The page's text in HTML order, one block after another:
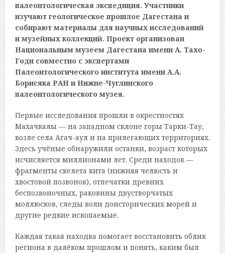
палеонтологическая экспедиция. Участники
изучают геологическое прошлое Дагестана и
собирают материалы для научных исследований
и музейных коллекций. Проект организован
Национальным музеем Дагестана имени А. Тахо-
Годи совместно с экспертами
Палеонтологического института имени А.А.
Борисяка РАН и Нижне-Чуглинского
палеонтологического музея.
Первые исследования прошли в окрестностях
Махачкалы — на западном склоне горы Тарки-Тау,
возле села Агач-аул и на прилегающих территориях.
Здесь учёные обнаружили останки, возраст которых
исчисляется миллионами лет. Среди находок —
фрагменты скелета кита (нижняя челюсть и
хвостовой позвонок), отпечатки древних
беспозвоночных, раковины двустворчатых
моллюсков, следы волн доисторических морей и
другие редкие ископаемые.
Каждая такая находка помогает восстановить облик
региона в далёком прошлом и понять, каким был